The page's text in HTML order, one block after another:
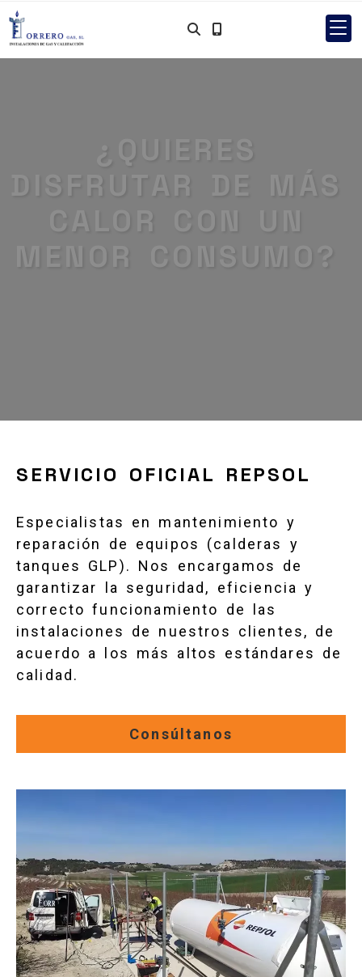
¿QUIERES
DISFRUTAR DE MÁS
CALOR CON UN
MENOR CONSUMO?
SERVICIO OFICIAL REPSOL
Especialistas en mantenimiento y
reparación de equipos (calderas y
tanques GLP). Nos encargamos de
garantizar la seguridad, eficiencia y
correcto funcionamiento de las
instalaciones de nuestros clientes, de
acuerdo a los más altos estándares de
calidad.
Consúltanos